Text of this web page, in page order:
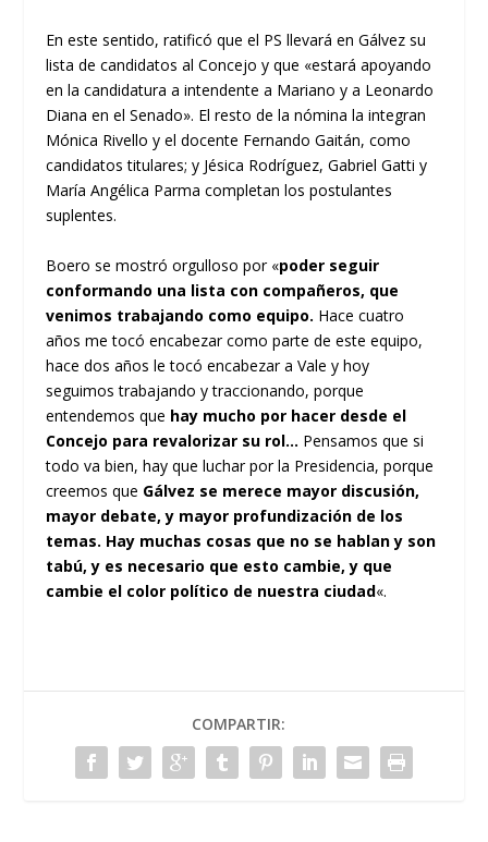
En este sentido, ratificó que el PS llevará en Gálvez su
lista de candidatos al Concejo y que «estará apoyando
en la candidatura a intendente a Mariano y a Leonardo
Diana en el Senado». El resto de la nómina la integran
Mónica Rivello y el docente Fernando Gaitán, como
candidatos titulares; y Jésica Rodríguez, Gabriel Gatti y
María Angélica Parma completan los postulantes
suplentes.
Boero se mostró orgulloso por «poder seguir
conformando una lista con compañeros, que
venimos trabajando como equipo. Hace cuatro
años me tocó encabezar como parte de este equipo,
hace dos años le tocó encabezar a Vale y hoy
seguimos trabajando y traccionando, porque
entendemos que hay mucho por hacer desde el
Concejo para revalorizar su rol… Pensamos que si
todo va bien, hay que luchar por la Presidencia, porque
creemos que Gálvez se merece mayor discusión,
mayor debate, y mayor profundización de los
temas. Hay muchas cosas que no se hablan y son
tabú, y es necesario que esto cambie, y que
cambie el color político de nuestra ciudad«.
COMPARTIR: